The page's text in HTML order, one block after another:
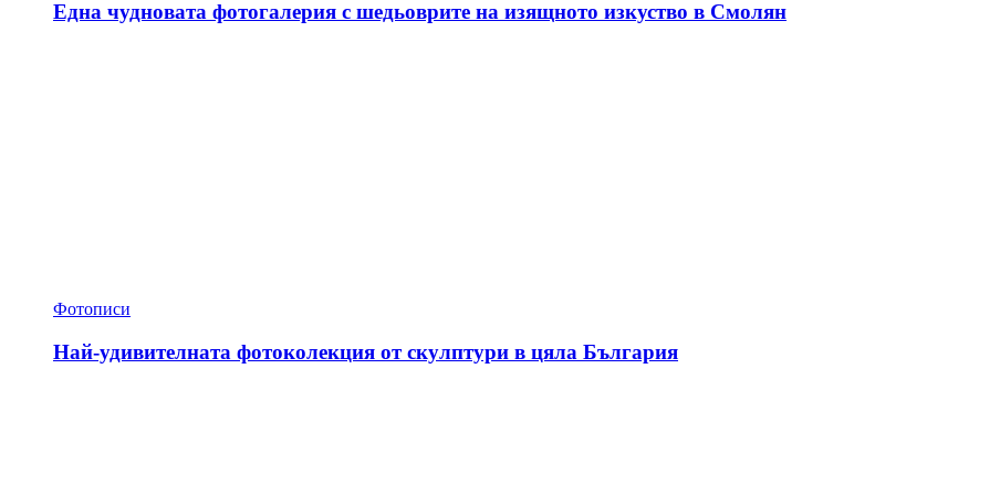
Една чудновата фотогалерия с шедьоврите на изящното изкуство в Смолян
Фотописи
Най-удивителната фотоколекция от скулптури в цяла България